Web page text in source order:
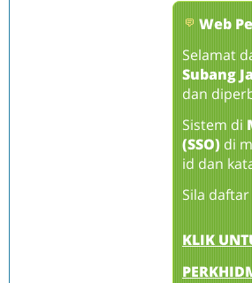
Web
Selamat
Subang
dan
Sistem di
(SSO) di
id dan
Sila
KLIK